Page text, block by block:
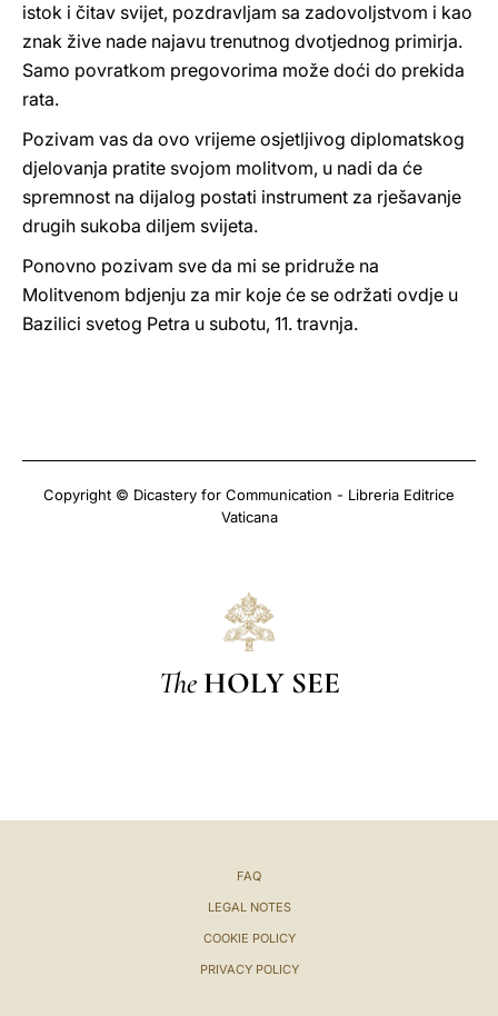
istok i čitav svijet, pozdravljam sa zadovoljstvom i kao
znak žive nade najavu trenutnog dvotjednog primirja.
Samo povratkom pregovorima može doći do prekida
rata.
Pozivam vas da ovo vrijeme osjetljivog diplomatskog
djelovanja pratite svojom molitvom, u nadi da će
spremnost na dijalog postati instrument za rješavanje
drugih sukoba diljem svijeta.
Ponovno pozivam sve da mi se pridruže na
Molitvenom bdjenju za mir koje će se održati ovdje u
Bazilici svetog Petra u subotu, 11. travnja.
Copyright © Dicastery for Communication - Libreria Editrice
Vaticana
The HOLY SEE
FAQ
LEGAL NOTES
COOKIE POLICY
PRIVACY POLICY